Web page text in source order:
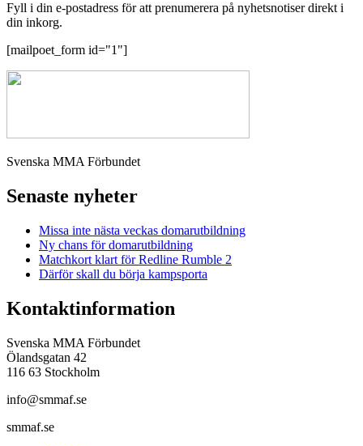
Fyll i din e-postadress för att prenumerera på nyhetsnotiser direkt i
din inkorg.
[mailpoet_form id="1"]
Svenska MMA Förbundet
Senaste nyheter
Missa inte nästa veckas domarutbildning
Ny chans för domarutbildning
Matchkort klart för Redline Rumble 2
Därför skall du börja kampsporta
Kontaktinformation
Svenska MMA Förbundet
Ölandsgatan 42
116 63 Stockholm
info@smmaf.se
smmaf.se